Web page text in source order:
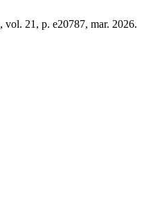
, vol. 21, p. e20787, mar. 2026.